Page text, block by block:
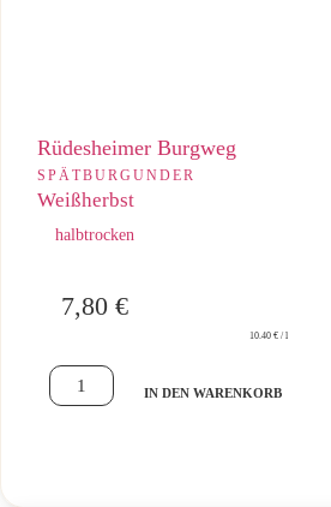
Rüdesheimer Burgweg
SPÄTBURGUNDER
Weißherbst
halbtrocken
7,80 €
10.40 € / l
IN DEN WARENKORB